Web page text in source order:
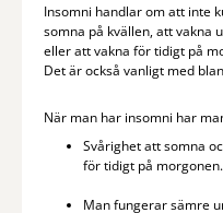
Insomni handlar om att inte
somna på kvällen, att vakna
eller att vakna för tidigt på
Det är också vanligt med
När man har insomni har
Svårighet att somna
för tidigt på morgonen.
Man fungerar sämre